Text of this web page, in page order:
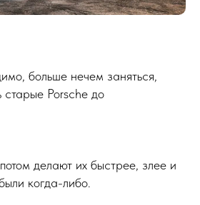
больше нечем заняться,
старые Porsche до
делают их быстрее, злее и
когда-либо.